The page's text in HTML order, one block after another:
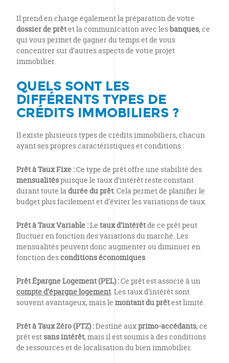
Il prend en charge également la préparation de votre
dossier de prêtet la communication avec lesbanques, ce
qui vous permet de gagner du temps et de vous
concentrer sur d’autres aspects de votre projet
immobilier.
QUELS SONT LES
DIFFÉRENTS TYPES DE
CRÉDITS IMMOBILIERS ?
Il existe plusieurs types de crédits immobiliers, chacun
ayant ses propres caractéristiques et conditions :
Prêt à Taux Fixe :Ce type de prêt offre une stabilité des
mensualitéspuisque le taux d’intérêt reste constant
durant toute ladurée du prêt. Cela permet de planifier le
budget plus facilement et d’éviter les variations de taux.
Prêt à Taux Variable :Le taux d’intérêtde ce prêt peut
fluctuer en fonction des variations du marché. Les
mensualités peuvent donc augmenter ou diminuer en
fonction desconditions économiques.
Prêt Épargne Logement (PEL) :Ce prêt est associé à un
compte d’épargne logement. Les taux d’intérêt sont
souvent avantageux, mais le montant du prêtest limité.
Prêt à Taux Zéro (PTZ) :Destiné auxprimo-accédants, ce
prêt est sans intérêt, mais il est soumis à des conditions
de ressources et de localisation du bien immobilier.